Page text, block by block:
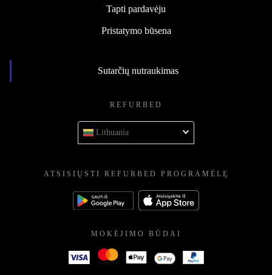
Tapti pardavėju
Pristatymo būsena
Sutarčių nutraukimas
REFURBED
Lithuania
ATSISIŲSTI REFURBED PROGRAMĖLĘ
MOKĖJIMO BŪDAI